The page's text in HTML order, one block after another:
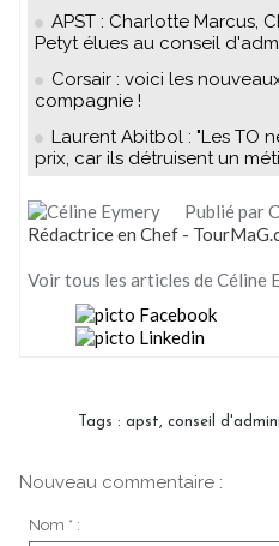
APST : Charlotte Marcus,
Petyt élues au conseil
Corsair : voici les
compagnie !
Laurent Abitbol : "Les TO
prix, car ils détruisent un
Publié par
Rédactrice en Chef -
Voir tous les articles de Céline
Tags : apst, conseil
Nouveau commentaire :
Nom * :